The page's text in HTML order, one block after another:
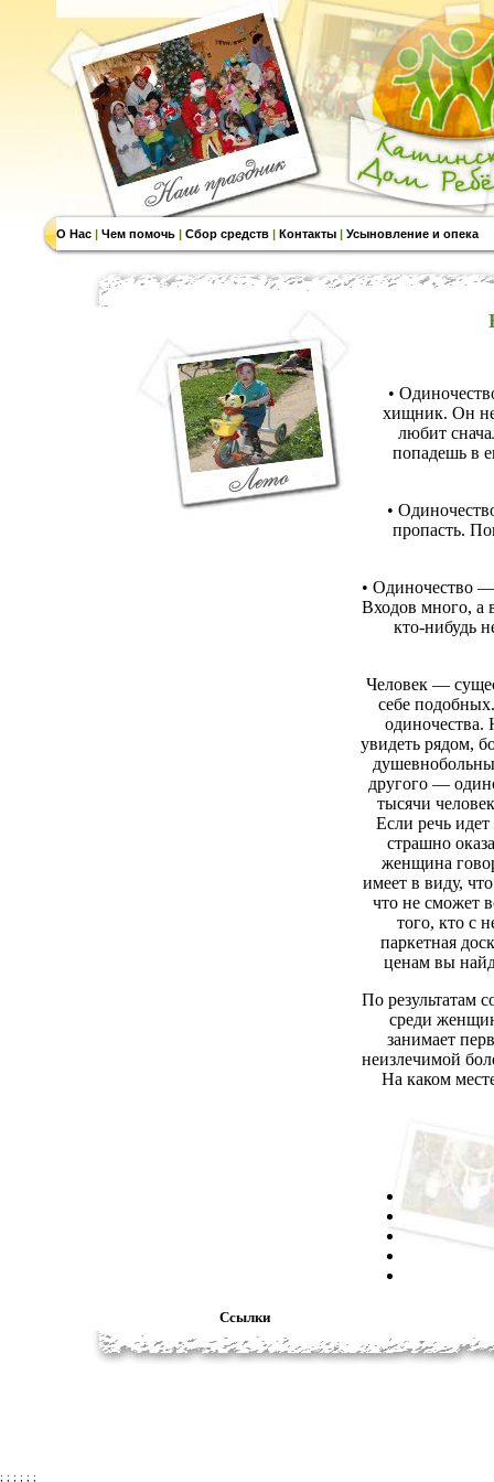
О Нас | Чем помочь | Сбор средств | Контакты | Усыновление и опека
•
хищник. Он
любит
попадешь в
•
пропасть.
• Одиночество
Входов много, а
кто-нибудь
Человек —
себе
одиночества.
увидеть рядом,
другого —
тысячи
Если речь
страшно
женщина
имеет в виду,
что не сможет
того, кто с
паркетная
ценам вы
По результатам
среди
занимает
неизлечимой
На каком
Ссылки
; ; ; ; ; ;